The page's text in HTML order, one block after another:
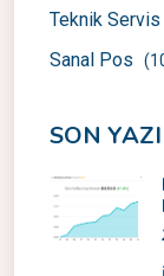
Teknik Servis
Sanal Pos
SON